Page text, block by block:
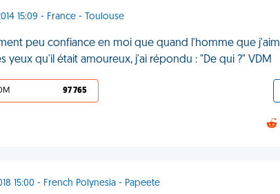
15:09 - France - Toulouse
peu confiance en moi que quand l'homme que
yeux qu'il était amoureux, j'ai répondu : "De qui ?" VDM
97 765
15:00 - French Polynesia - Papeete